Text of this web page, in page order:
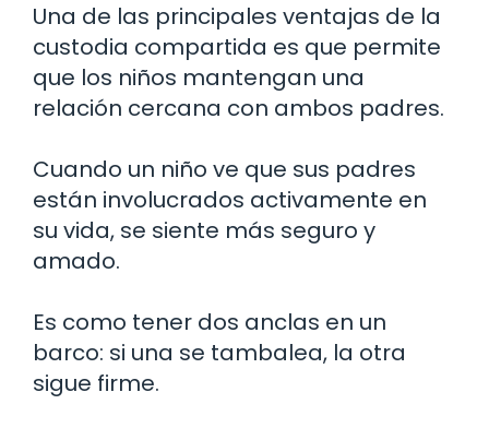
Una de las principales ventajas de la
custodia compartida es que permite
que los niños mantengan una
relación cercana con ambos padres.
Cuando un niño ve que sus padres
están involucrados activamente en
su vida, se siente más seguro y
amado.
Es como tener dos anclas en un
barco: si una se tambalea, la otra
sigue firme.